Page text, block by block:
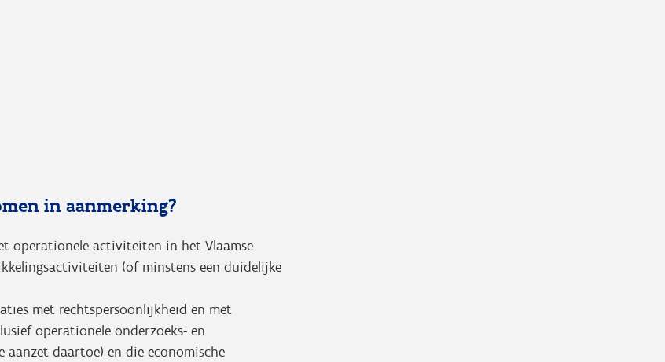
in aanmerking?
operationele activiteiten in het Vlaamse
(of minstens een duidelijke
met rechtspersoonlijkheid en met
operationele onderzoeks- en
daartoe) en die economische